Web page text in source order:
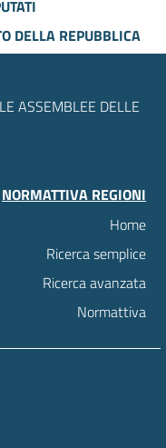
DELLA REPUBBLICA
ASSEMBLEE DELLE
NORMATTIVA REGIONI
Home
Ricerca semplice
Ricerca avanzata
Normattiva